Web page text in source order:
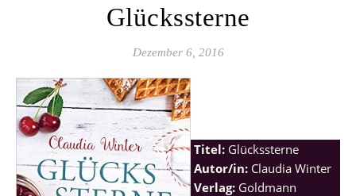
Glückssterne
Dezember 6, 2016
Titel: Glückssterne
Autor/in: Claudia Winter
Verlag: Goldmann